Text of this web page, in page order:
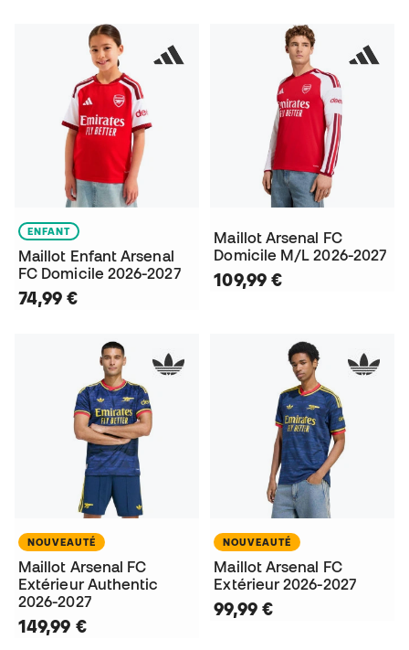
ENFANT
Maillot Enfant Arsenal
FC Domicile 2026-2027
74,99 €
Maillot Arsenal FC
Domicile M/L 2026-2027
109,99 €
NOUVEAUTÉ
Maillot Arsenal FC
Extérieur Authentic
2026-2027
149,99 €
NOUVEAUTÉ
Maillot Arsenal FC
Extérieur 2026-2027
99,99 €